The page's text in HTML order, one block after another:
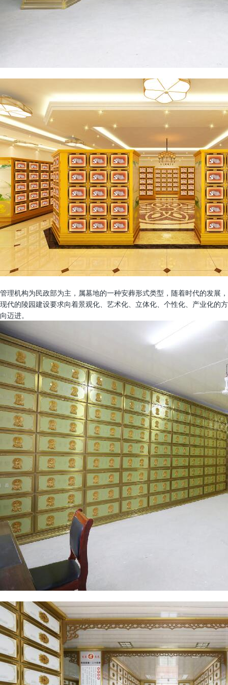
管理机构为民政部为主，属墓地的一种安葬形式类型，随着时代的发展，
现代的陵园建设要求向着景观化、艺术化、立体化、个性化、产业化的方
向迈进。